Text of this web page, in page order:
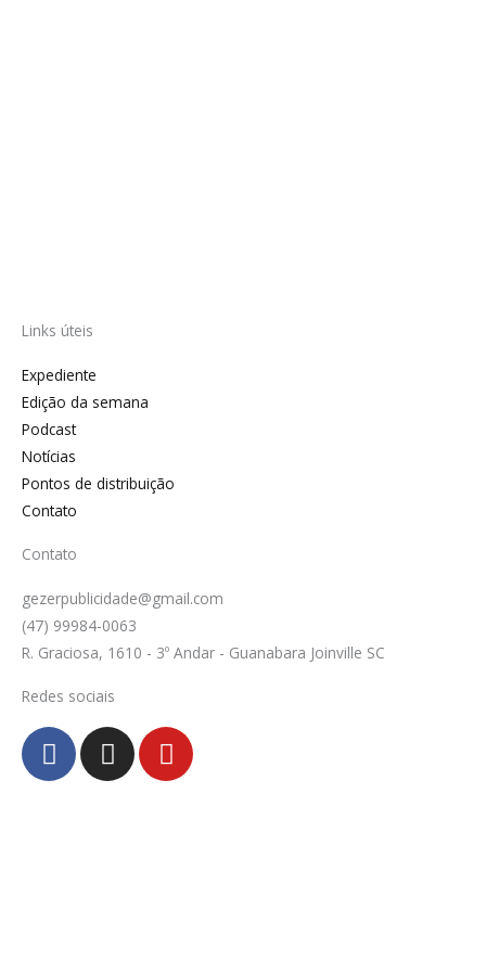
Links úteis
Expediente
Edição da semana
Podcast
Notícias
Pontos de distribuição
Contato
Contato
gezerpublicidade@gmail.com
(47) 99984-0063
R. Graciosa, 1610 - 3º Andar - Guanabara Joinville SC
Redes sociais
F
a
c
I
n
s
Y
o
u